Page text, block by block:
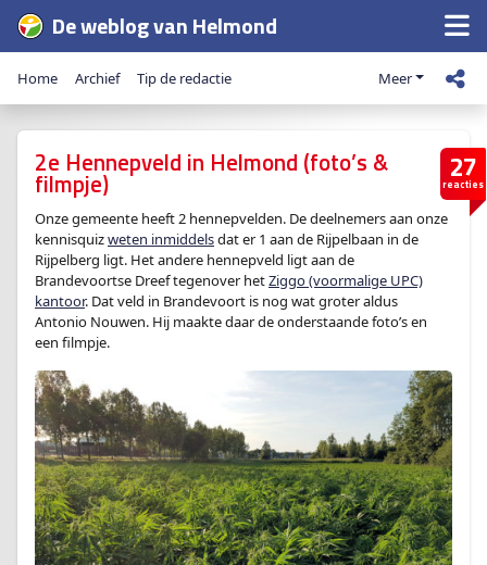
De weblog van Helmond
Home Archief Tip de redactie Meer
27
reacties
2e Hennepveld in Helmond (foto’s &
filmpje)
Onze gemeente heeft 2 hennepvelden. De deelnemers aan onze
kennisquizweten inmiddelsdat er 1 aan de Rijpelbaan in de
Rijpelberg ligt. Het andere hennepveld ligt aan de
Brandevoortse Dreef tegenover hetZiggo (voormalige UPC)
kantoor. Dat veld in Brandevoort is nog wat groter aldus
Antonio Nouwen. Hij maakte daar de onderstaande foto’s en
een filmpje.